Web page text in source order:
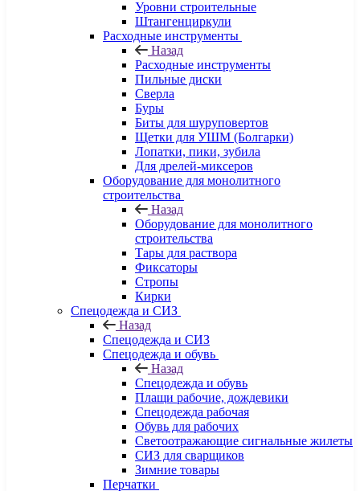
Уровни строительные
Штангенциркули
Расходные инструменты
Назад
Расходные инструменты
Пильные диски
Сверла
Буры
Биты для шуруповертов
Щетки для УШМ (Болгарки)
Лопатки, пики, зубила
Для дрелей-миксеров
Оборудование для монолитного
строительства
Назад
Оборудование для монолитного
строительства
Тары для раствора
Фиксаторы
Стропы
Кирки
Спецодежда и СИЗ
Назад
Спецодежда и СИЗ
Спецодежда и обувь
Назад
Спецодежда и обувь
Плащи рабочие, дождевики
Спецодежда рабочая
Обувь для рабочих
Светоотражающие сигнальные жилеты
СИЗ для сварщиков
Зимние товары
Перчатки